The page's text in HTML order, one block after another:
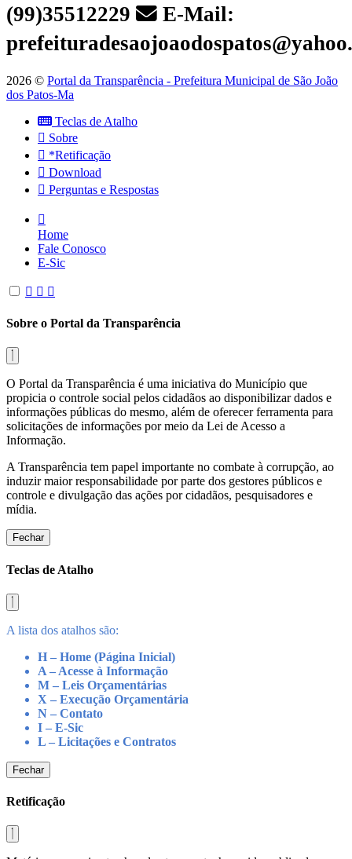
(99)35512229
E-Mail:
2026 © Portal da Transparência - Prefeitura Municipal de São João
dos Patos-Ma
Teclas de Atalho
Sobre
*Retificação
Download
Perguntas e Respostas
Home
Fale Conosco
E-Sic
Sobre o Portal da Transparência
O Portal da Transparência é uma iniciativa do Município que
propicia o controle social pelos cidadãos ao disponibilizar dados e
informações públicas do mesmo, além de oferecer ferramenta para
solicitações de informações por meio da Lei de Acesso a
Informação.
A Transparência tem papel importante no combate à corrupção, ao
induzir maior responsabilidade por parte dos gestores públicos e
controle e divulgação das ações por cidadãos, pesquisadores e
mídia.
Fechar
Teclas de Atalho
A lista dos atalhos são:
H – Home (Página Inicial)
A – Acesse à Informação
M – Leis Orçamentárias
X – Execução Orçamentária
N – Contato
I – E-Sic
L – Licitações e Contratos
Fechar
Retificação